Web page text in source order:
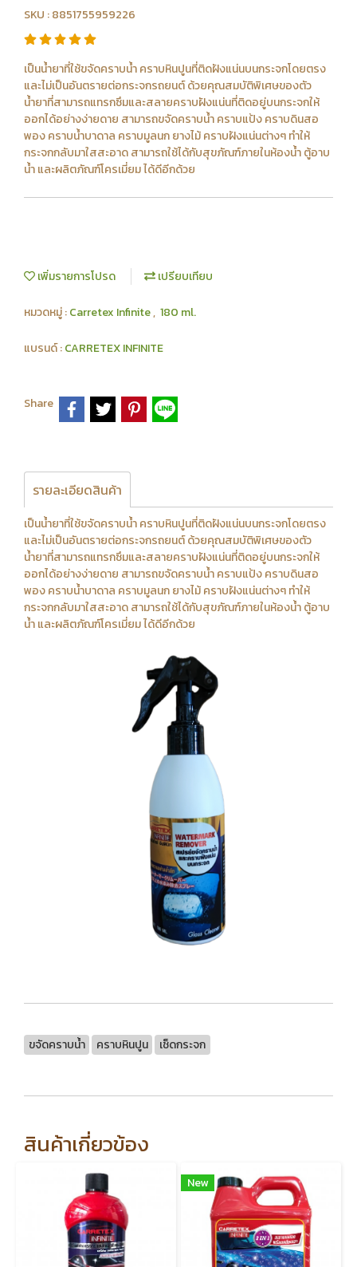
SKU : 8851755959226
เป็นน้ำยาที่ใช้ขจัดคราบน้ำ คราบหินปูนที่ติดฝังแน่นบนกระจกโดยตรง
และไม่เป็นอันตรายต่อกระจกรถยนต์ ด้วยคุณสมบัติพิเศษของตัว
น้ำยาที่สามารถแทรกซึมและสลายคราบฝังแน่นที่ติดอยู่บนกระจกให้
ออกได้อย่างง่ายดาย สามารถขจัดคราบน้ำ คราบแป้ง คราบดินสอ
พอง คราบน้ำบาดาล คราบมูลนก ยางไม้ คราบฝังแน่นต่างๆ ทำให้
กระจกกลับมาใสสะอาด สามารถใช้ได้กับสุขภัณฑ์ภายในห้องน้ำ ตู้อาบ
น้ำ และผลิตภัณฑ์โครเมี่ยม ได้ดีอีกด้วย
เพิ่มรายการโปรด เปรียบเทียบ
หมวดหมู่ :Carretex Infinite, 180 ml.
แบรนด์ :CARRETEX INFINITE
Share
รายละเอียดสินค้า
เป็นน้ำยาที่ใช้ขจัดคราบน้ำ คราบหินปูนที่ติดฝังแน่นบนกระจกโดยตรง
และไม่เป็นอันตรายต่อกระจกรถยนต์ ด้วยคุณสมบัติพิเศษของตัว
น้ำยาที่สามารถแทรกซึมและสลายคราบฝังแน่นที่ติดอยู่บนกระจกให้
ออกได้อย่างง่ายดาย สามารถขจัดคราบน้ำ คราบแป้ง คราบดินสอ
พอง คราบน้ำบาดาล คราบมูลนก ยางไม้ คราบฝังแน่นต่างๆ ทำให้
กระจกกลับมาใสสะอาด สามารถใช้ได้กับสุขภัณฑ์ภายในห้องน้ำ ตู้อาบ
น้ำ และผลิตภัณฑ์โครเมี่ยม ได้ดีอีกด้วย
ขจัดคราบน้ำ คราบหินปูน เช็ดกระจก
สินค้าเกี่ยวข้อง
New